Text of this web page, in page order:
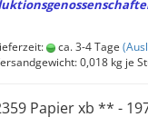
ca. 3-4 Tage
0,018kg je
Pa­pier xb ** -